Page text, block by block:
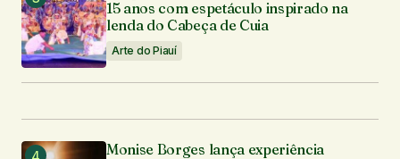
15 anos com espetáculo inspirado na
lenda do Cabeça de Cuia
Arte do Piauí
Monise Borges lança experiência